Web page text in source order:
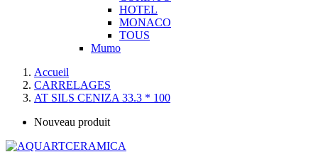
HOTEL
MONACO
TOUS
Mumo
Accueil
CARRELAGES
AT SILS CENIZA 33.3 * 100
Nouveau produit